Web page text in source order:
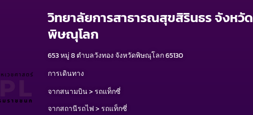
วิทยาลัยการสาธารณสุขสิรินธร จังหวัด
พิษณุโลก
653 หมู่ 8 ตำบลวังทอง จังหวัดพิษณุโลก 65130
การเดินทาง
จากสนามบิน > รถแท็กซี่
จากสถานีรถไฟ > รถแท็กซี่